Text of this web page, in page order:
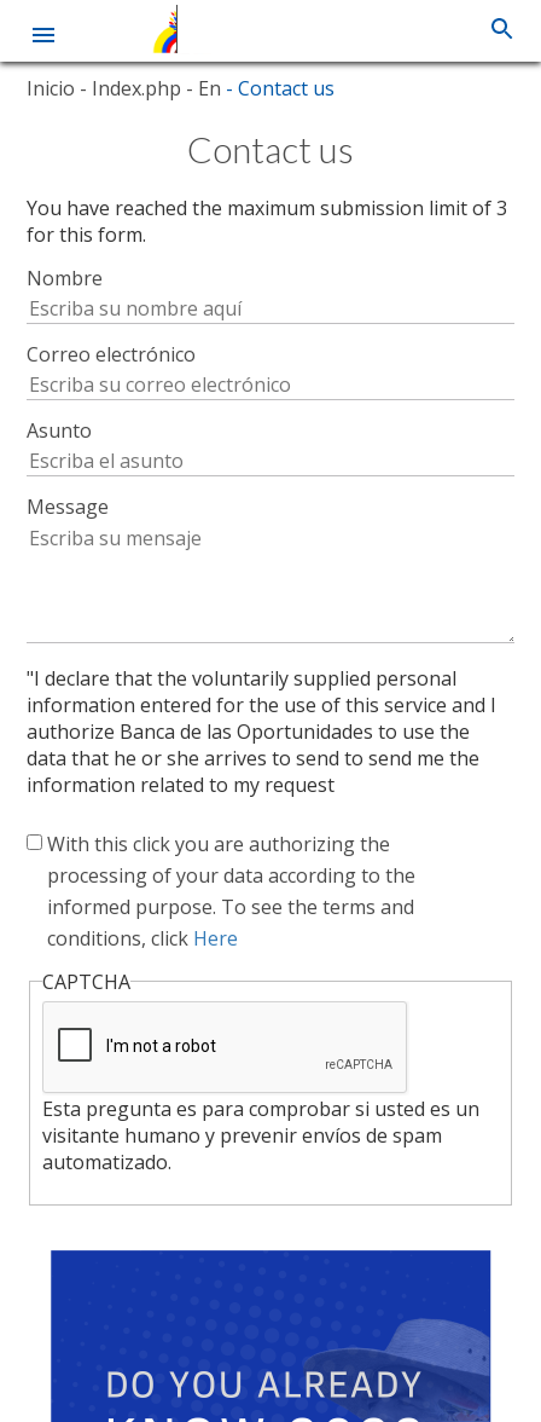
SkipInicio - Index.php - En - Contact us
Contact us
You have reached the maximum submission limit of 3
for this form.
Nombre
Correo electrónico
Asunto
Message
"I declare that the voluntarily supplied personal
information entered for the use of this service and I
authorize Banca de las Oportunidades to use the
data that he or she arrives to send to send me the
information related to my request
With this click you are authorizing the
processing of your data according to the
informed purpose. To see the terms and
conditions, click Here
CAPTCHA
Esta pregunta es para comprobar si usted es un
visitante humano y prevenir envíos de spam
automatizado.